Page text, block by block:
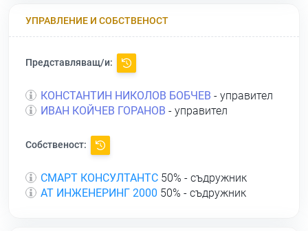
УПРАВЛЕНИЕ И СОБСТВЕНОСТ
Представляващ/и:
КОНСТАНТИН НИКОЛОВ БОБЧЕВ - управител
ИВАН КОЙЧЕВ ГОРАНОВ - управител
Собственост:
СМАРТ КОНСУЛТАНТС 50% - съдружник
АТ ИНЖЕНЕРИНГ 2000 50% - съдружник